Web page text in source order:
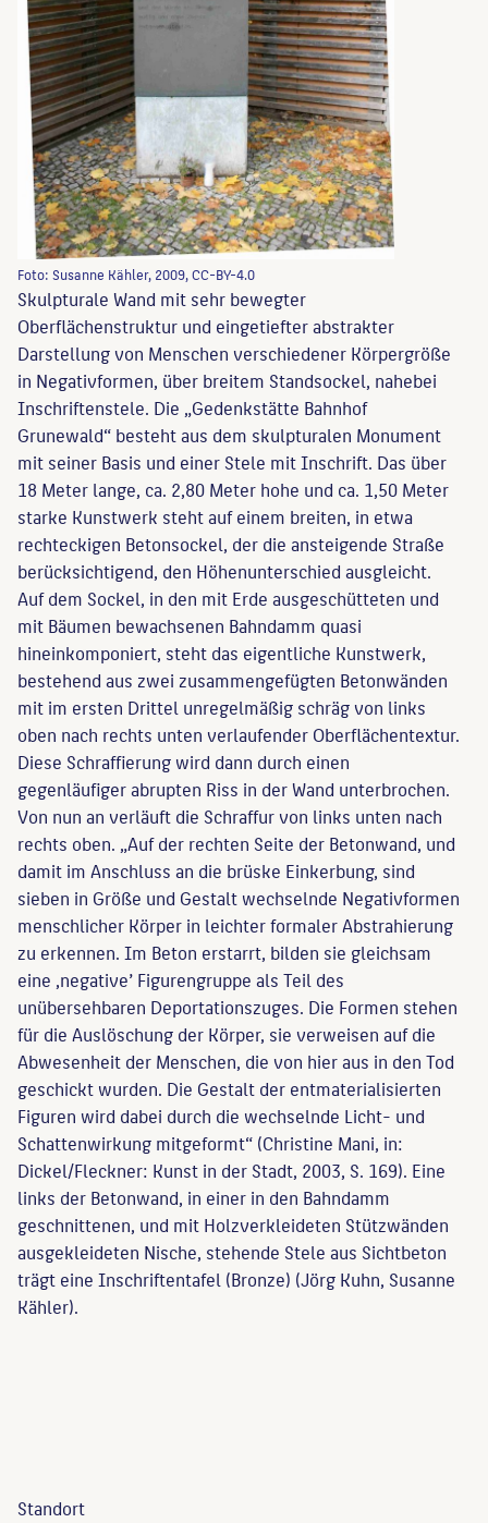
Foto: Susanne Kähler, 2009, CC-BY-4.0
Skulpturale Wand mit sehr bewegter
Oberflächenstruktur und eingetiefter abstrakter
Darstellung von Menschen verschiedener Körpergröße
in Negativformen, über breitem Standsockel, nahebei
Inschriftenstele. Die „Gedenkstätte Bahnhof
Grunewald“ besteht aus dem skulpturalen Monument
mit seiner Basis und einer Stele mit Inschrift. Das über
18 Meter lange, ca. 2,80 Meter hohe und ca. 1,50 Meter
starke Kunstwerk steht auf einem breiten, in etwa
rechteckigen Betonsockel, der die ansteigende Straße
berücksichtigend, den Höhenunterschied ausgleicht.
Auf dem Sockel, in den mit Erde ausgeschütteten und
mit Bäumen bewachsenen Bahndamm quasi
hineinkomponiert, steht das eigentliche Kunstwerk,
bestehend aus zwei zusammengefügten Betonwänden
mit im ersten Drittel unregelmäßig schräg von links
oben nach rechts unten verlaufender Oberflächentextur.
Diese Schraffierung wird dann durch einen
gegenläufiger abrupten Riss in der Wand unterbrochen.
Von nun an verläuft die Schraffur von links unten nach
rechts oben. „Auf der rechten Seite der Betonwand, und
damit im Anschluss an die brüske Einkerbung, sind
sieben in Größe und Gestalt wechselnde Negativformen
menschlicher Körper in leichter formaler Abstrahierung
zu erkennen. Im Beton erstarrt, bilden sie gleichsam
eine ‚negative’ Figurengruppe als Teil des
unübersehbaren Deportationszuges. Die Formen stehen
für die Auslöschung der Körper, sie verweisen auf die
Abwesenheit der Menschen, die von hier aus in den Tod
geschickt wurden. Die Gestalt der entmaterialisierten
Figuren wird dabei durch die wechselnde Licht- und
Schattenwirkung mitgeformt“ (Christine Mani, in:
Dickel/Fleckner: Kunst in der Stadt, 2003, S. 169). Eine
links der Betonwand, in einer in den Bahndamm
geschnittenen, und mit Holzverkleideten Stützwänden
ausgekleideten Nische, stehende Stele aus Sichtbeton
trägt eine Inschriftentafel (Bronze) (Jörg Kuhn, Susanne
Kähler).
Standort